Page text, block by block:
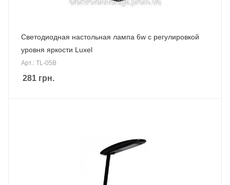
Светодиодная настольная лампа 6w с регулировкой
уровня яркости Luxel
Арт.: TL-05B
281 грн.